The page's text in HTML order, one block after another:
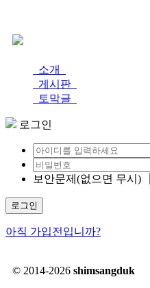
소개
게시판
토막글
로그인
보안문제(없으면 무시)
로그인
아직 가입전입니까?
© 2014-2026 shimsangduk